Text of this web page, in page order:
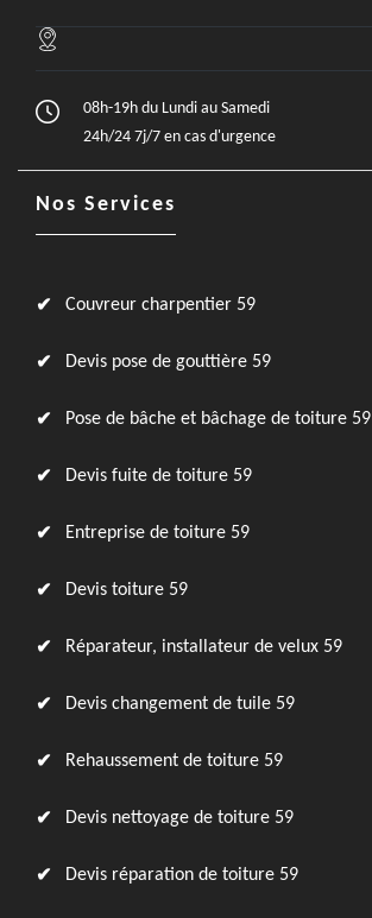
08h-19h du Lundi au Samedi
24h/24 7j/7 en cas d'urgence
Nos Services
Couvreur charpentier 59
Devis pose de gouttière 59
Pose de bâche et bâchage de toiture 59
Devis fuite de toiture 59
Entreprise de toiture 59
Devis toiture 59
Réparateur, installateur de velux 59
Devis changement de tuile 59
Rehaussement de toiture 59
Devis nettoyage de toiture 59
Devis réparation de toiture 59